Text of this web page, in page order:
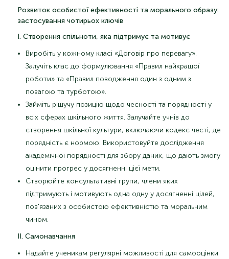
Розвиток особистої ефективності та морального образу:
застосування чотирьох ключів
I. Створення спільноти, яка підтримує та мотивує
Виробіть у кожному класі «Договір про перевагу».
Залучіть клас до формулювання «Правил найкращої
роботи» та «Правил поводження один з одним з
повагою та турботою».
Займіть рішучу позицію щодо чесності та порядності у
всіх сферах шкільного життя. Залучайте учнів до
створення шкільної культури, включаючи кодекс честі, де
порядність є нормою. Використовуйте дослідження
академічної порядності для збору даних, що дають змогу
оцінити прогрес у досягненні цієї мети.
Створюйте консультативні групи, члени яких
підтримують і мотивують одна одну у досягненні цілей,
пов'язаних з особистою ефективністю та моральним
чином.
ІІ. Самонавчання
Надайте ученикам регулярні можливості для самооцінки